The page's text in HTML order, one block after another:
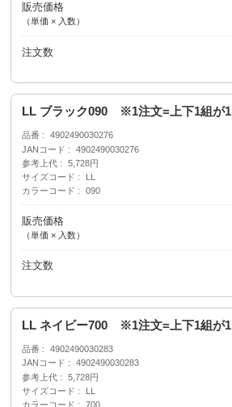
販売価格
（単価 × 入数）
注文数
LL ブラック090 ※1注文=上下1組が1
品番
4902490030276
JANコード
4902490030276
参考上代
5,728円
サイズコード
LL
カラーコード
090
販売価格
（単価 × 入数）
注文数
LL ネイビー700 ※1注文=上下1組が1
品番
4902490030283
JANコード
4902490030283
参考上代
5,728円
サイズコード
LL
カラーコード
700